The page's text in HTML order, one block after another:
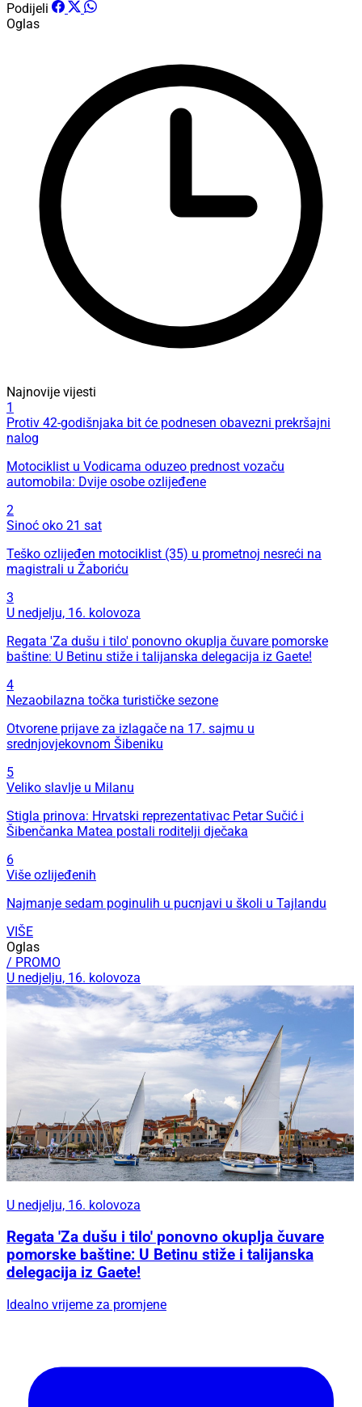
Podijeli
Oglas
Najnovije vijesti
1
Protiv 42-godišnjaka bit će podnesen obavezni prekršajni
nalog
Motociklist u Vodicama oduzeo prednost vozaču
automobila: Dvije osobe ozlijeđene
2
Sinoć oko 21 sat
Teško ozlijeđen motociklist (35) u prometnoj nesreći na
magistrali u Žaboriću
3
U nedjelju, 16. kolovoza
Regata 'Za dušu i tilo' ponovno okuplja čuvare pomorske
baštine: U Betinu stiže i talijanska delegacija iz Gaete!
4
Nezaobilazna točka turističke sezone
Otvorene prijave za izlagače na 17. sajmu u
srednjovjekovnom Šibeniku
5
Veliko slavlje u Milanu
Stigla prinova: Hrvatski reprezentativac Petar Sučić i
Šibenčanka Matea postali roditelji dječaka
6
Više ozlijeđenih
Najmanje sedam poginulih u pucnjavi u školi u Tajlandu
VIŠE
Oglas
/ PROMO
U nedjelju, 16. kolovoza
U nedjelju, 16. kolovoza
Regata 'Za dušu i tilo' ponovno okuplja čuvare
pomorske baštine: U Betinu stiže i talijanska
delegacija iz Gaete!
Idealno vrijeme za promjene